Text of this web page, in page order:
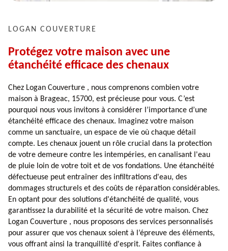
LOGAN COUVERTURE
Protégez votre maison avec une
étanchéité efficace des chenaux
Chez Logan Couverture , nous comprenons combien votre
maison à Brageac, 15700, est précieuse pour vous. C’est
pourquoi nous vous invitons à considérer l’importance d’une
étanchéité efficace des chenaux. Imaginez votre maison
comme un sanctuaire, un espace de vie où chaque détail
compte. Les chenaux jouent un rôle crucial dans la protection
de votre demeure contre les intempéries, en canalisant l'eau
de pluie loin de votre toit et de vos fondations. Une étanchéité
défectueuse peut entraîner des infiltrations d'eau, des
dommages structurels et des coûts de réparation considérables.
En optant pour des solutions d'étanchéité de qualité, vous
garantissez la durabilité et la sécurité de votre maison. Chez
Logan Couverture , nous proposons des services personnalisés
pour assurer que vos chenaux soient à l’épreuve des éléments,
vous offrant ainsi la tranquillité d'esprit. Faites confiance à